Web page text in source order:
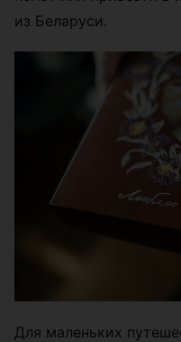
из Беларуси.
Для маленьких